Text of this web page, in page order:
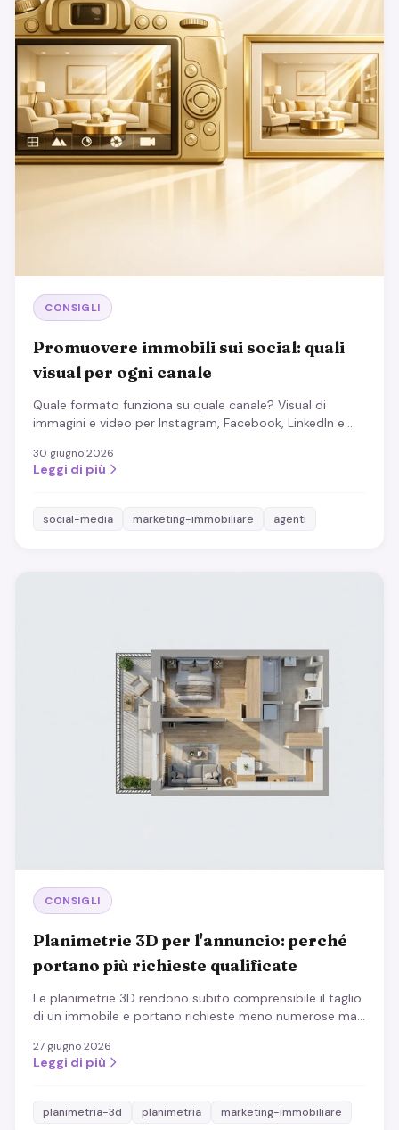
CONSIGLI
Promuovere immobili sui social: quali
visual per ogni canale
Quale formato funziona su quale canale? Visual di
immagini e video per Instagram, Facebook, LinkedIn e
30 giugno 2026
Leggi di più
social-media marketing-immobiliare agenti
CONSIGLI
Planimetrie 3D per l'annuncio: perché
portano più richieste qualificate
Le planimetrie 3D rendono subito comprensibile il taglio
di un immobile e portano richieste meno numerose ma
27 giugno 2026
Leggi di più
planimetria-3d planimetria marketing-immobiliare